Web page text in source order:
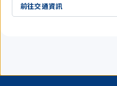
前往交通資訊